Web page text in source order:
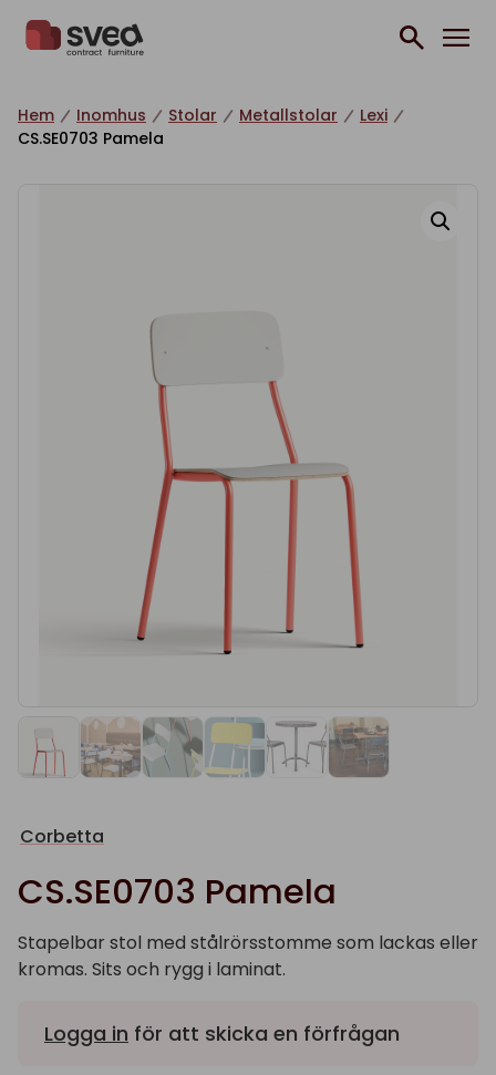
Hem Inomhus Stolar Metallstolar
Lexi
CS.SE0703 Pamela
Corbetta
CS.SE0703 Pamela
Stapelbar stol med stålrörsstomme som lackas eller
kromas. Sits och rygg i laminat.
Logga in för att skicka en förfrågan